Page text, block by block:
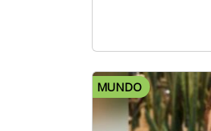
MUNDO